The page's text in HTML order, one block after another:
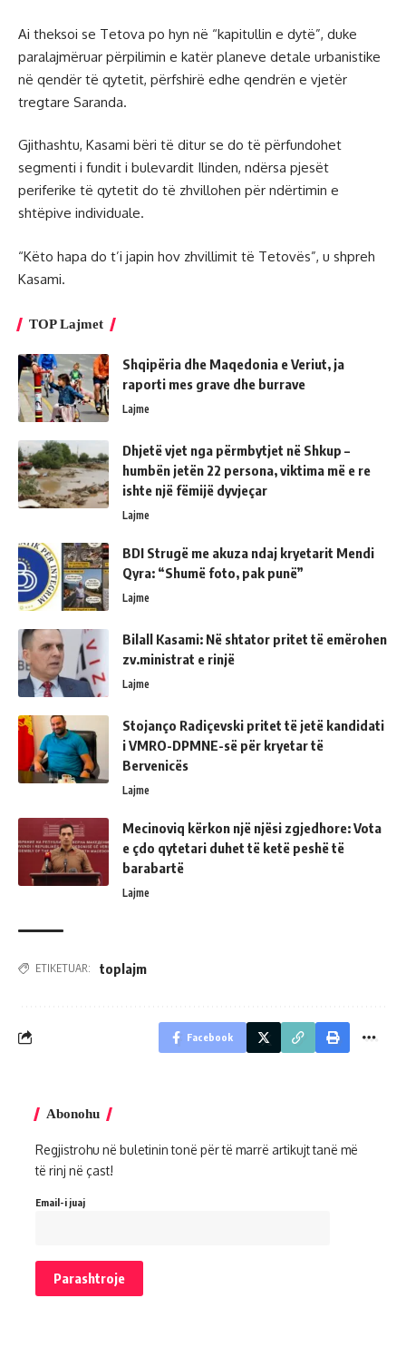
Ai theksoi se Tetova po hyn në “kapitullin e dytë”, duke
paralajmëruar përpilimin e katër planeve detale urbanistike
në qendër të qytetit, përfshirë edhe qendrën e vjetër
tregtare Saranda.
Gjithashtu, Kasami bëri të ditur se do të përfundohet
segmenti i fundit i bulevardit Ilinden, ndërsa pjesët
periferike të qytetit do të zhvillohen për ndërtimin e
shtëpive individuale.
“Këto hapa do t’i japin hov zhvillimit të Tetovës”, u shpreh
Kasami.
TOP Lajmet
Shqipëria dhe Maqedonia e Veriut, ja
raporti mes grave dhe burrave
Lajme
Dhjetë vjet nga përmbytjet në Shkup –
humbën jetën 22 persona, viktima më e re
ishte një fëmijë dyvjeçar
Lajme
BDI Strugë me akuza ndaj kryetarit Mendi
Qyra: “Shumë foto, pak punë”
Lajme
Bilall Kasami: Në shtator pritet të emërohen
zv.ministrat e rinjë
Lajme
Stojanço Radiçevski pritet të jetë kandidati
i VMRO-DPMNE-së për kryetar të
Bervenicës
Lajme
Mecinoviq kërkon një njësi zgjedhore: Vota
e çdo qytetari duhet të ketë peshë të
barabartë
Lajme
ETIKETUAR: toplajm
Facebook
Abonohu
Regjistrohu në buletinin tonë për të marrë artikujt tanë më
të rinj në çast!
Email-i juaj